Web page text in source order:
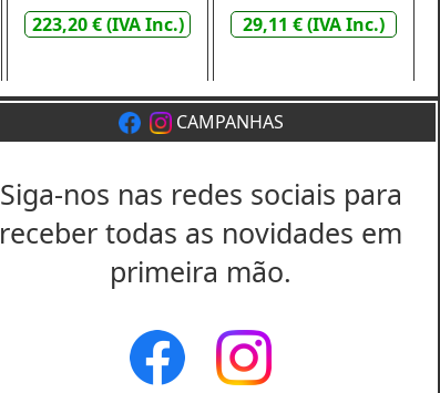
223,20 € (IVA Inc.) 29,11 € (IVA Inc.)
CAMPANHAS
Siga-nos nas redes sociais para
receber todas as novidades em
primeira mão.